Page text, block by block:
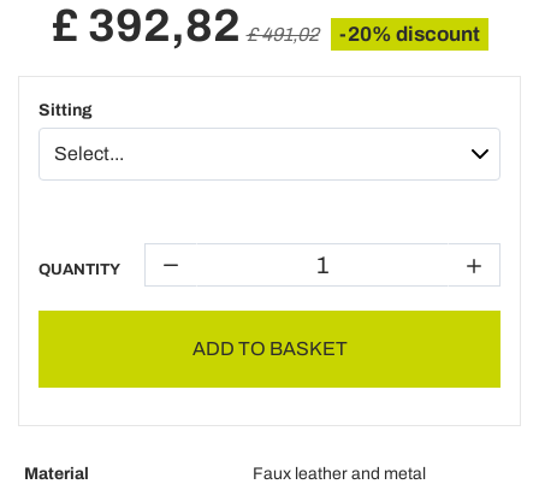
£ 392,82 £ 491,02 -20% discount
Sitting
QUANTITY
ADD TO BASKET
Material
Faux leather and metal